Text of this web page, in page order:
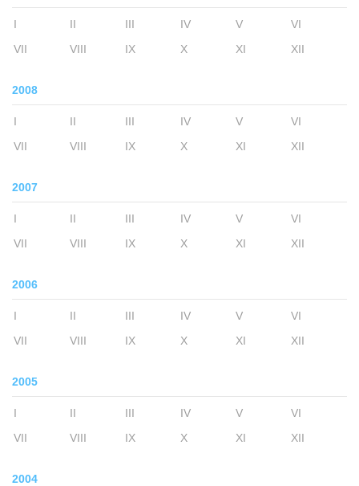
I II III IV V
VI
VII
VIII IX X XI XII
2008
I II III IV V
VI
VII
VIII IX X XI XII
2007
I II III IV V
VI
VII
VIII IX X XI XII
2006
I II III IV V
VI
VII
VIII IX X XI XII
2005
I II III IV V
VI
VII
VIII IX X XI XII
2004